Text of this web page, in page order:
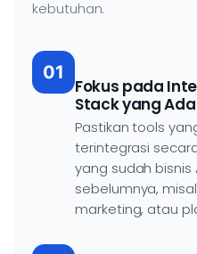
kebutuhan.
01
Fokus pada
Stack yang Ada
Pastikan tools
terintegrasi
yang sudah bisnis
sebelumnya,
marketing, atau